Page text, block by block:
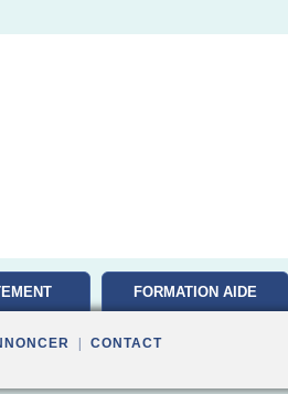
FORMATION AIDE
CONTACT